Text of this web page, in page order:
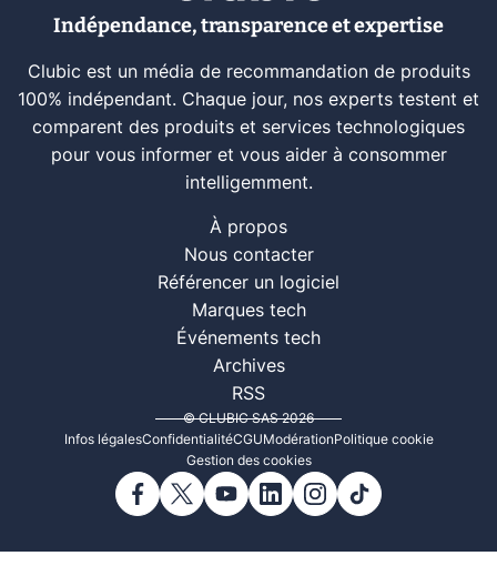
Indépendance, transparence et expertise
Clubic est un média de recommandation de produits
100% indépendant. Chaque jour, nos experts testent et
comparent des produits et services technologiques
pour vous informer et vous aider à consommer
intelligemment.
À propos
Nous contacter
Référencer un logiciel
Marques tech
Événements tech
Archives
RSS
© CLUBIC SAS 2026
Infos légalesConfidentialitéCGUModérationPolitique cookie
Gestion des cookies